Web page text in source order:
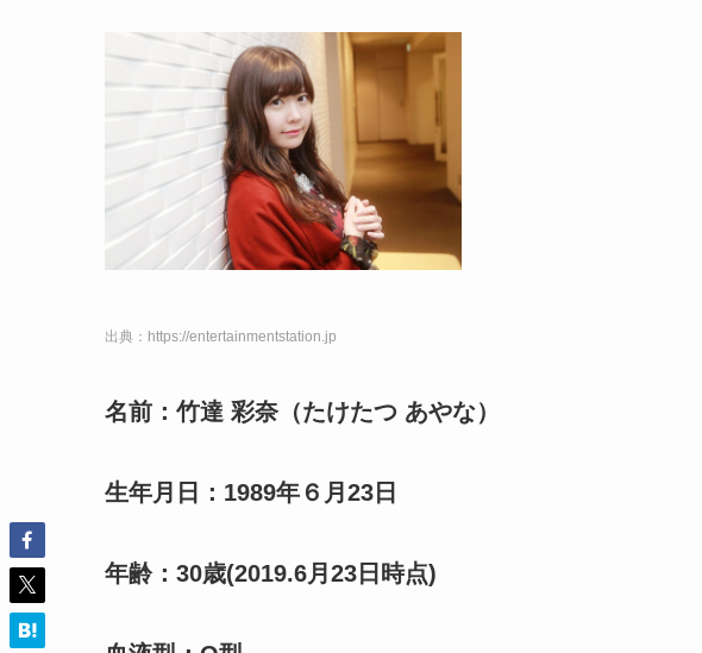
出典：https://entertainmentstation.jp
名前：竹達 彩奈（たけたつ あやな）
生年月日：1989年６月23日
年齢：30歳(2019.6月23日時点)